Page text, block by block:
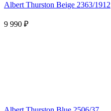
Albert Thurston Beige 2363/1912
9 990 ₽